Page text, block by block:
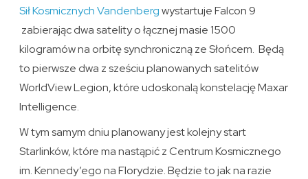
Sił Kosmicznych Vandenbergwystartuje Falcon 9
zabierając dwa satelity o łącznej masie 1500
kilogramów na orbitę synchroniczną ze Słońcem. Będą
to pierwsze dwa z sześciu planowanych satelitów
WorldView Legion, które udoskonalą konstelację Maxar
Intelligence.
W tym samym dniu planowany jest kolejny start
Starlinków, które ma nastąpić z Centrum Kosmicznego
im. Kennedy’ego na Florydzie. Będzie to jak na razie